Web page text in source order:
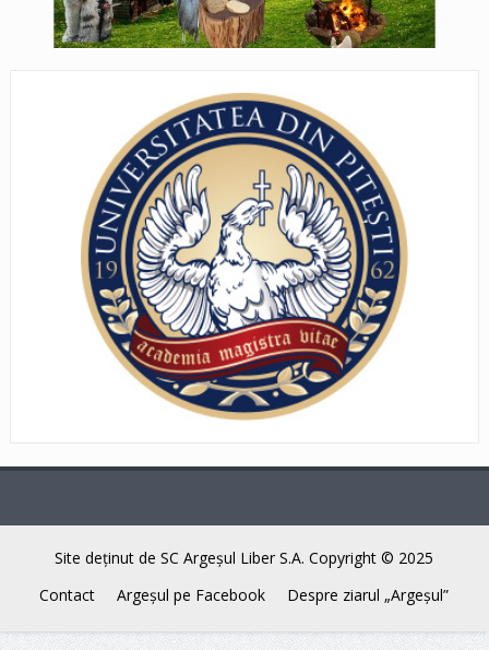
Site deţinut de SC Argeşul Liber S.A. Copyright © 2025
Contact
Argeşul pe Facebook Despre ziarul „Argeşul”